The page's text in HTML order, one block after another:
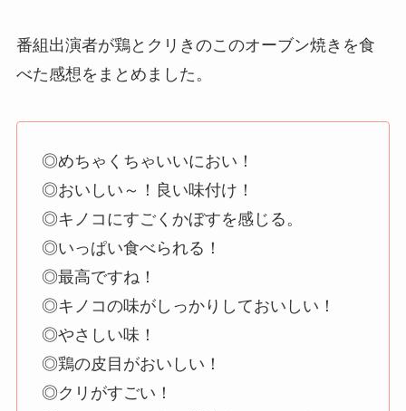
番組出演者が鶏とクリきのこのオーブン焼きを食
べた感想をまとめました。
◎めちゃくちゃいいにおい！
◎おいしい～！良い味付け！
◎キノコにすごくかぼすを感じる。
◎いっぱい食べられる！
◎最高ですね！
◎キノコの味がしっかりしておいしい！
◎やさしい味！
◎鶏の皮目がおいしい！
◎クリがすごい！